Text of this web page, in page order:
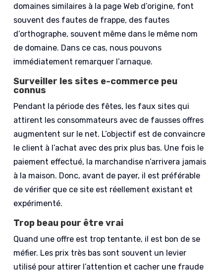
domaines similaires à la page Web d’origine, font
souvent des fautes de frappe, des fautes
d’orthographe, souvent même dans le même nom
de domaine. Dans ce cas, nous pouvons
immédiatement remarquer l’arnaque.
Surveiller les sites e-commerce peu
connus
Pendant la période des fêtes, les faux sites qui
attirent les consommateurs avec de fausses offres
augmentent sur le net. L’objectif est de convaincre
le client à l’achat avec des prix plus bas. Une fois le
paiement effectué, la marchandise n’arrivera jamais
à la maison. Donc, avant de payer, il est préférable
de vérifier que ce site est réellement existant et
expérimenté.
Trop beau pour être vrai
Quand une offre est trop tentante, il est bon de se
méfier. Les prix très bas sont souvent un levier
utilisé pour attirer l’attention et cacher une fraude